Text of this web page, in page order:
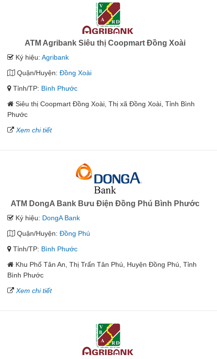
ATM Agribank Siêu thị Coopmart Đồng Xoài
Ký hiệu: Agribank
Quận/Huyện: Đồng Xoài
Tỉnh/TP: Bình Phước
Siêu thị Coopmart Đồng Xoài, Thị xã Đồng Xoài, Tỉnh Bình
Phước
Xem chi tiết
ATM DongA Bank Bưu Điện Đồng Phú Bình Phước
Ký hiệu: DongA Bank
Quận/Huyện: Đồng Phú
Tỉnh/TP: Bình Phước
Khu Phố Tân An, Thị Trấn Tân Phú, Huyện Đồng Phú, Tỉnh
Bình Phước
Xem chi tiết